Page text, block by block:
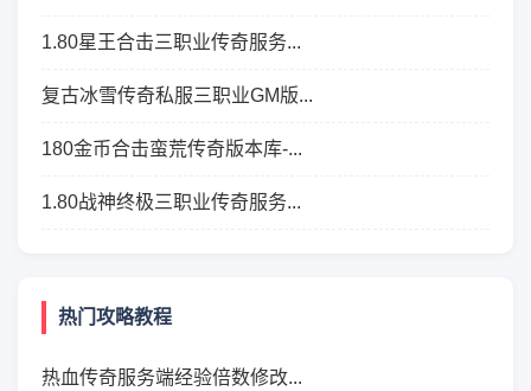
1.80星王合击三职业传奇服务...
复古冰雪传奇私服三职业GM版...
180金币合击蛮荒传奇版本库-...
1.80战神终极三职业传奇服务...
热门攻略教程
热血传奇服务端经验倍数修改...